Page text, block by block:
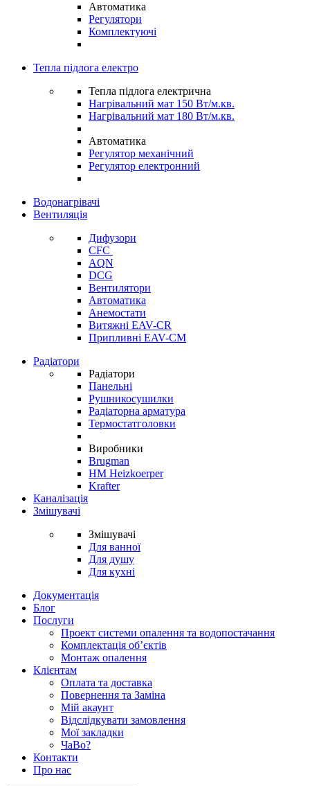
Автоматика
Регулятори
Комплектуючі
Тепла підлога електро
Тепла підлога електрична
Нагрівальний мат 150 Вт/м.кв.
Нагрівальний мат 180 Вт/м.кв.
Автоматика
Регулятор механічний
Регулятор електронний
Водонагрівачі
Вентиляція
Дифузори
CFC
AQN
DCG
Вентилятори
Автоматика
Анемостати
Витяжні EAV-CR
Припливні EAV-CM
Радіатори
Радіатори
Панельні
Рушникосушилки
Радіаторна арматура
Термостатголовки
Виробники
Brugman
HM Heizkoerper
Krafter
Каналізація
Змішувачі
Змішувачі
Для ванної
Для душу
Для кухні
Документація
Блог
Послуги
Проект системи опалення та водопостачання
Комплектація об’єктів
Монтаж опалення
Клієнтам
Оплата та доставка
Повернення та Заміна
Мій акаунт
Відслідкувати замовлення
Мої закладки
ЧаВо?
Контакти
Про нас